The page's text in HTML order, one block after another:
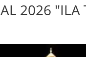
2026 "ILA